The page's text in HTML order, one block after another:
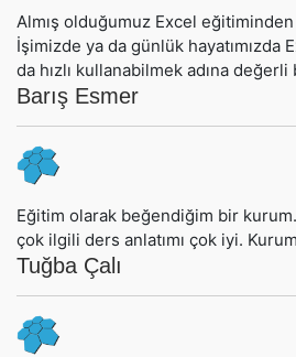
Almış olduğumuz Excel
İşimizde ya da günlük hayatımızda
da hızlı kullanabilmek adına değerli
Barış Esmer
Eğitim olarak beğendiğim bir
çok ilgili ders anlatımı çok iyi.
Tuğba Çalı